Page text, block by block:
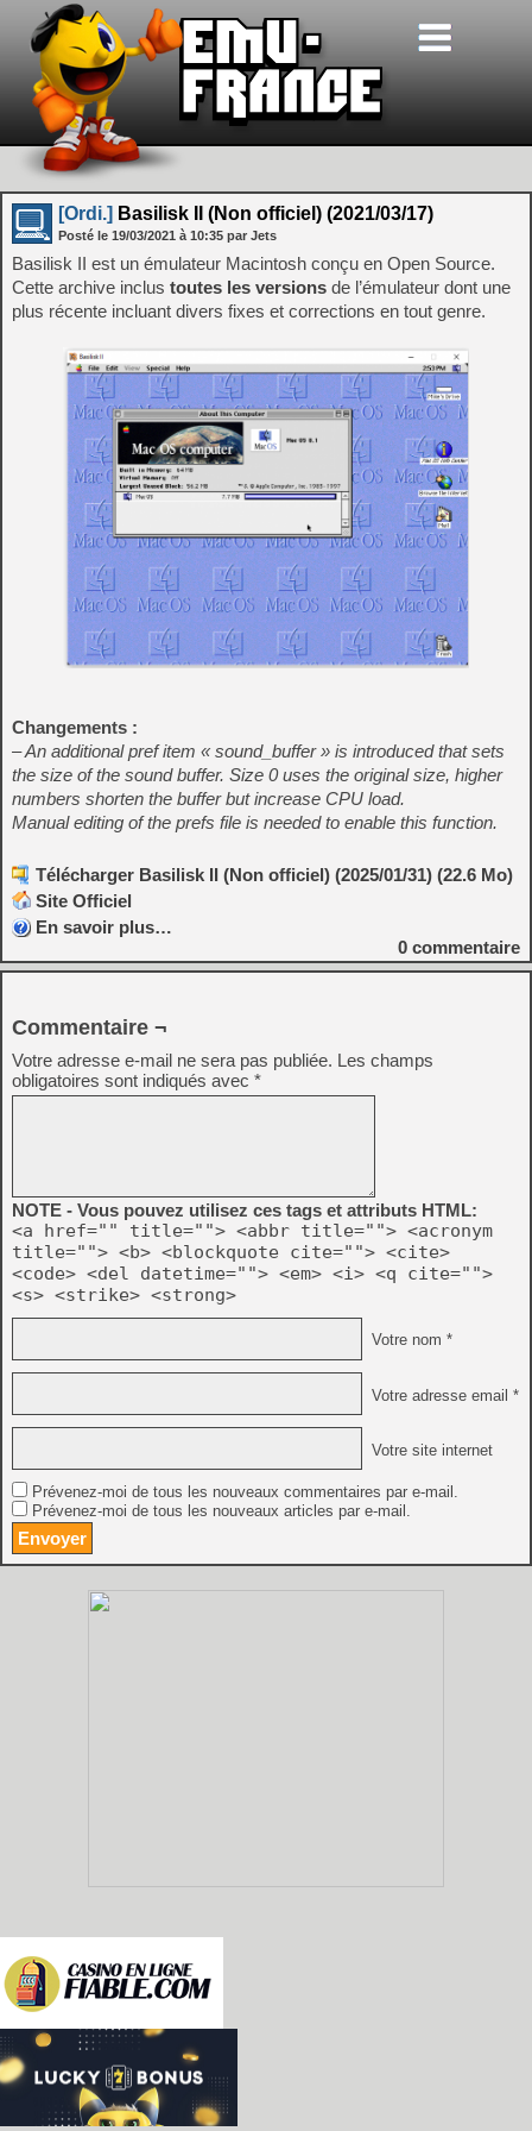
[Ordi.] Basilisk II (Non officiel) (2021/03/17)
Posté le 19/03/2021 à 10:35 par Jets
Basilisk II est un émulateur Macintosh conçu en Open Source.
Cette archive inclus toutes les versions de l’émulateur dont une
plus récente incluant divers fixes et corrections en tout genre.
Changements :
– An additional pref item « sound_buffer » is introduced that sets
the size of the sound buffer. Size 0 uses the original size, higher
numbers shorten the buffer but increase CPU load.
Manual editing of the prefs file is needed to enable this function.
Télécharger Basilisk II (Non officiel) (2025/01/31) (22.6 Mo)
Site Officiel
En savoir plus…
0 commentaire
Commentaire ¬
Votre adresse e-mail ne sera pas publiée. Les champs
obligatoires sont indiqués avec *
NOTE - Vous pouvez utilisez ces tags et attributs HTML:
<a href="" title=""> <abbr title=""> <acronym
title=""> <b> <blockquote cite=""> <cite>
<code> <del datetime=""> <em> <i> <q cite="">
<s> <strike> <strong>
Votre nom *
Votre adresse email *
Votre site internet
Prévenez-moi de tous les nouveaux commentaires par e-mail.
Prévenez-moi de tous les nouveaux articles par e-mail.